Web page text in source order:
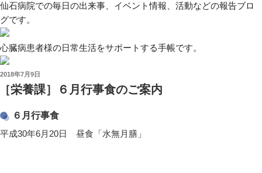
仙石病院での毎日の出来事、イベント情報、活動などの報告ブロ
グです。
心臓病患者様の日常生活をサポートする手帳です。
投
日:
2018年7月9日
栄養課］６月行事食のご案内
６月行事食
平成30年6月20日 昼食「水無月膳」